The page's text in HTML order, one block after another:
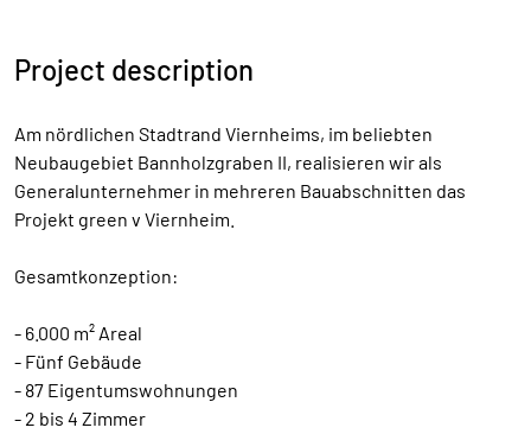
Project description
Am nördlichen Stadtrand Viernheims, im beliebten
Neubaugebiet Bannholzgraben II, realisieren wir als
Generalunternehmer in mehreren Bauabschnitten das
Projekt green v Viernheim.
Gesamtkonzeption:
- 6.000 m² Areal
- Fünf Gebäude
- 87 Eigentumswohnungen
- 2 bis 4 Zimmer